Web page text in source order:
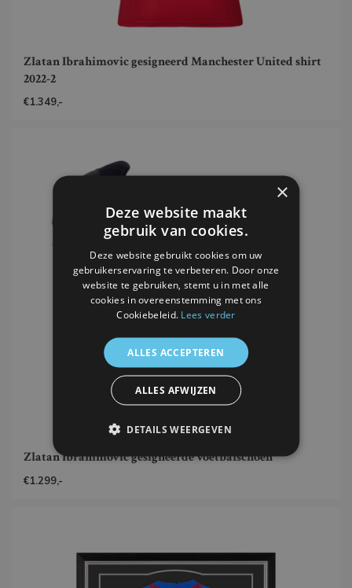
Zlatan Ibrahimovic gesigneerd Manchester United shirt
2022-2
€1.349,-
Zlatan Ibrahimovic gesigneerde voetbalschoen
€1.299,-
×
Deze website maakt
gebruik van cookies.
Deze website gebruikt cookies om uw
gebruikerservaring te verbeteren. Door onze
website te gebruiken, stemt u in met alle
cookies in overeenstemming met ons
Cookiebeleid. Lees verder
ALLES ACCEPTEREN
ALLES AFWIJZEN
DETAILS WEERGEVEN